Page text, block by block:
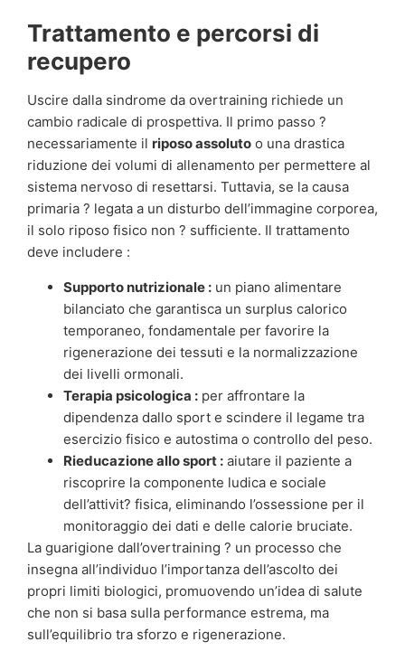
Trattamento e percorsi di
recupero
Uscire dalla sindrome da overtraining richiede un
cambio radicale di prospettiva. Il primo passo ?
necessariamente il riposo assoluto o una drastica
riduzione dei volumi di allenamento per permettere al
sistema nervoso di resettarsi. Tuttavia, se la causa
primaria ? legata a un disturbo dell’immagine corporea,
il solo riposo fisico non ? sufficiente. Il trattamento
deve includere :
Supporto nutrizionale : un piano alimentare
bilanciato che garantisca un surplus calorico
temporaneo, fondamentale per favorire la
rigenerazione dei tessuti e la normalizzazione
dei livelli ormonali.
Terapia psicologica : per affrontare la
dipendenza dallo sport e scindere il legame tra
esercizio fisico e autostima o controllo del peso.
Rieducazione allo sport : aiutare il paziente a
riscoprire la componente ludica e sociale
dell’attivit? fisica, eliminando l’ossessione per il
monitoraggio dei dati e delle calorie bruciate.
La guarigione dall’overtraining ? un processo che
insegna all’individuo l’importanza dell’ascolto dei
propri limiti biologici, promuovendo un’idea di salute
che non si basa sulla performance estrema, ma
sull’equilibrio tra sforzo e rigenerazione.